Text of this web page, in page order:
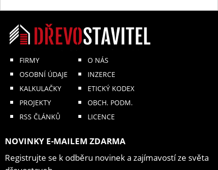
FIRMY
OSOBNÍ ÚDAJE
KALKULAČKY
PROJEKTY
RSS ČLÁNKŮ
O NÁS
INZERCE
ETICKÝ KODEX
OBCH. PODM.
LICENCE
NOVINKY E-MAILEM ZDARMA
Registrujte se k odběru novinek a zajímavostí ze světa